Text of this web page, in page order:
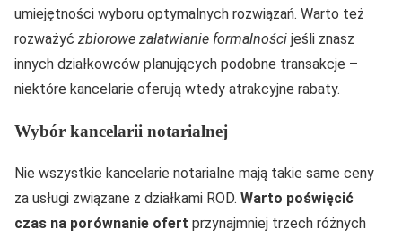
umiejętności wyboru optymalnych rozwiązań. Warto też
rozważyć zbiorowe załatwianie formalności jeśli znasz
innych działkowców planujących podobne transakcje –
niektóre kancelarie oferują wtedy atrakcyjne rabaty.
Wybór kancelarii notarialnej
Nie wszystkie kancelarie notarialne mają takie same ceny
za usługi związane z działkami ROD. Warto poświęcić
czas na porównanie ofert przynajmniej trzech różnych